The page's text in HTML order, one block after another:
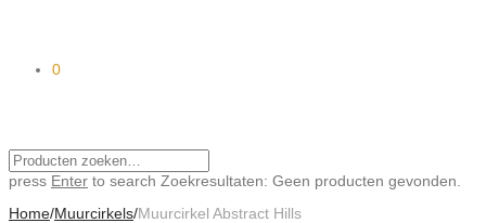
0
press Enter to search Zoekresultaten: Geen producten gevonden.
Home/Muurcirkels/Muurcirkel Abstract Hills